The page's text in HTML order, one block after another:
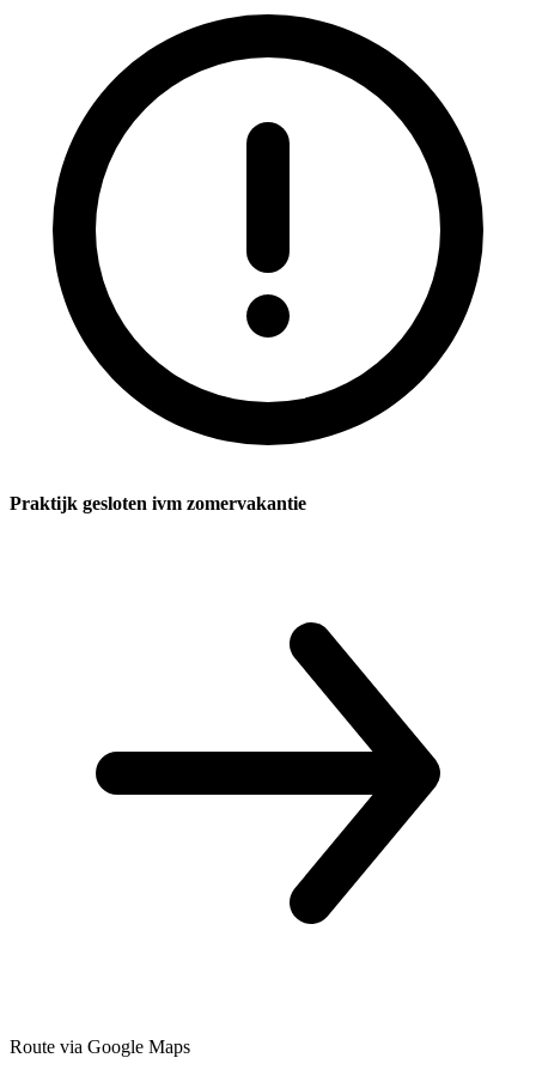
Praktijk gesloten ivm zomervakantie
Route via Google Maps